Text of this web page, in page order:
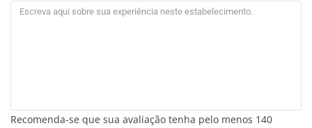
Recomenda-se que sua avaliação tenha pelo menos 140